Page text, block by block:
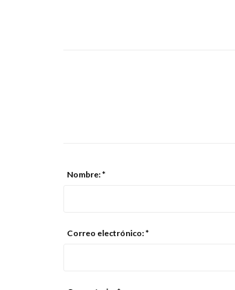
Nombre: *
Correo electrónico: *